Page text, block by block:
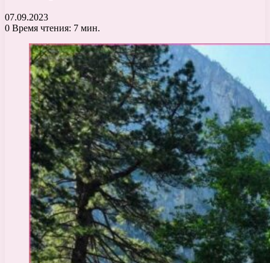
07.09.2023
0 Время чтения: 7 мин.